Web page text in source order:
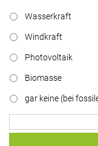
Wasserkraft
Windkraft
Photovoltaik
Biomasse
gar keine (bei